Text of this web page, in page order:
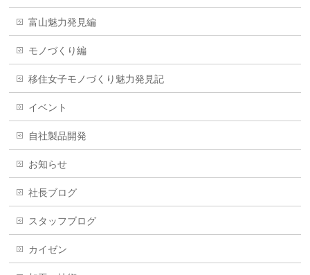
富山魅力発見編
モノづくり編
移住女子モノづくり魅力発見記
イベント
自社製品開発
お知らせ
社長ブログ
スタッフブログ
カイゼン